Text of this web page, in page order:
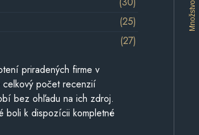
Množstvo
(25)
(27)
priradených firme v
celkový počet recenzií
bez ohľadu na ich zdroj.
boli k dispozícii kompletné